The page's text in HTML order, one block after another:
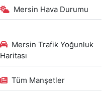
Mersin Hava Durumu
Mersin Trafik Yoğunluk
Haritası
Tüm Manşetler